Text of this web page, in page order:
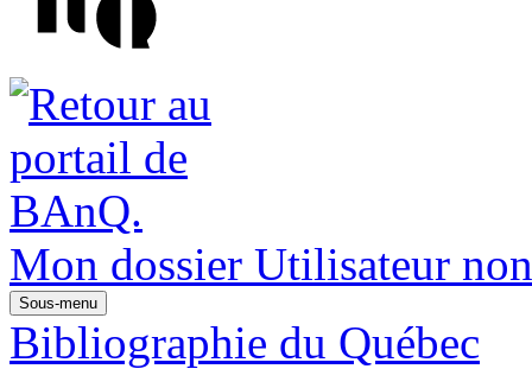
Mon dossier Utilisateur
Sous-menu
Bibliographie du Québec